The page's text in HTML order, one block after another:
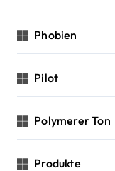
Phobien
Pilot
Polymerer Ton
Produkte